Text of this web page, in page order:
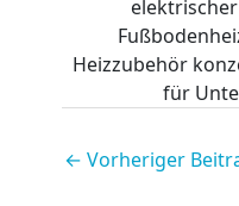
Heizzubehör
für
← Vorheriger